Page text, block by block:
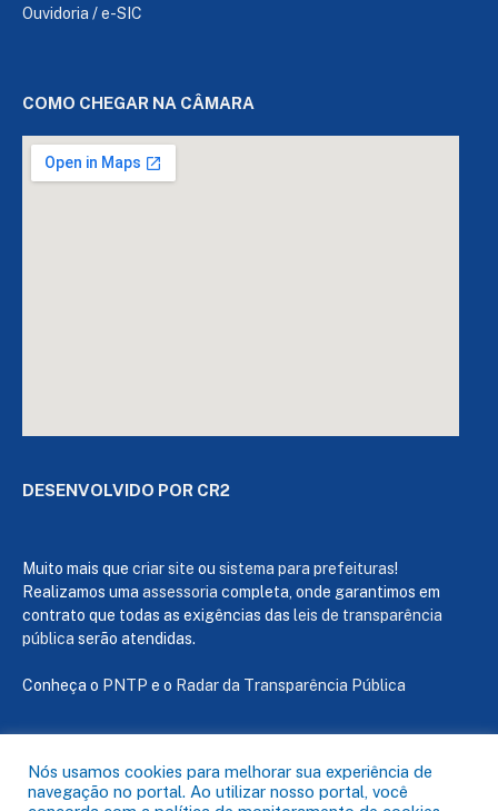
Ouvidoria /e-SIC
COMO CHEGAR NA CÂMARA
DESENVOLVIDO POR CR2
Muito mais que criar site ou sistema para prefeituras!
Realizamos uma assessoria completa, onde garantimos em
contrato que todas as exigências das leis de transparência
pública serão atendidas.
Conheça o PNTP e o Radar da Transparência Pública
Todos os direitos reservados a Câmara de Capanema
Nós usamos cookies para melhorar sua experiência de
navegação no portal. Ao utilizar nosso portal, você